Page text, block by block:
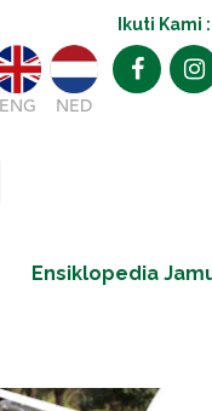
Ikuti Kami :
ENG NED
Ensiklopedia